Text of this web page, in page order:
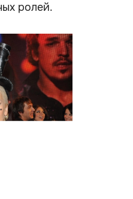
ролей.